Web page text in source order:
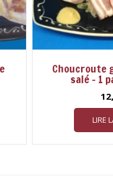
Choucroute
salé – 1
LIRE